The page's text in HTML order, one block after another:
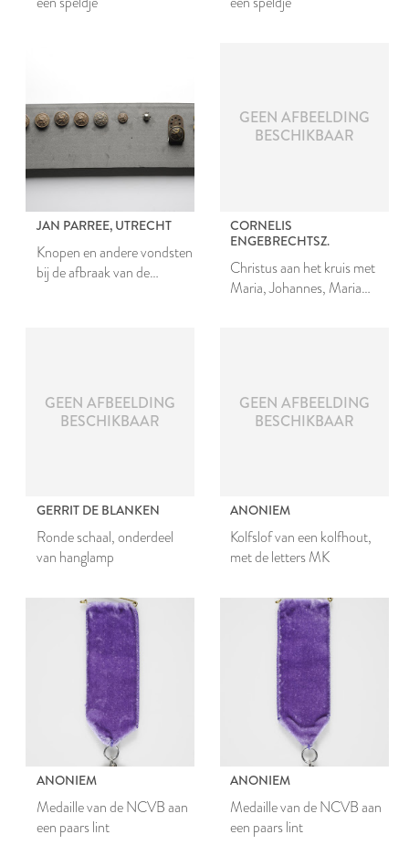
JAN PARREE, UTRECHT
Knopen en andere vondsten
bij de afbraak van de
GEEN AFBEELDING
BESCHIKBAAR
CORNELIS
ENGEBRECHTSZ.
Christus aan het kruis met
Maria, Johannes, Maria
GEEN AFBEELDING
BESCHIKBAAR
GERRIT DE BLANKEN
Ronde schaal, onderdeel
van hanglamp
GEEN AFBEELDING
BESCHIKBAAR
ANONIEM
Kolfslof van een kolfhout,
met de letters MK
ANONIEM
Medaille van de NCVB aan
een paars lint
ANONIEM
Medaille van de NCVB aan
een paars lint